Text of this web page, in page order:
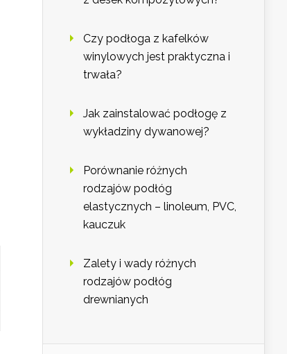
Czy podłoga z kafelków
winylowych jest praktyczna i
trwała?
Jak zainstalować podłogę z
wykładziny dywanowej?
Porównanie różnych
rodzajów podłóg
elastycznych – linoleum, PVC,
kauczuk
Zalety i wady różnych
rodzajów podłóg
drewnianych